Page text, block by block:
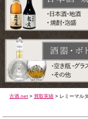
古酒.net > 買取実績 > レミーマ